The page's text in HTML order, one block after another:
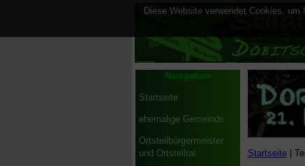
Navigation
Startseite
ehemalige Gemeinde
Ortsteilbürgermeister
und Ortsteilrat
Startseite|
Diese Website verwendet Cookies,